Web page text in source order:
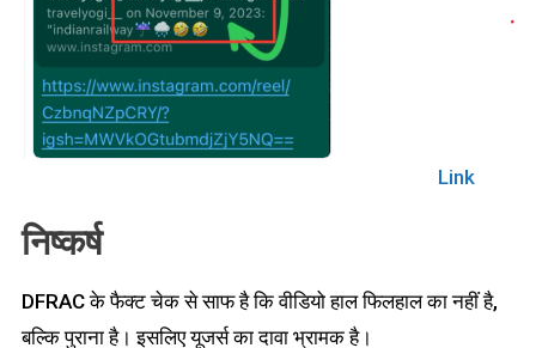
Link
निष्कर्ष
DFRAC के फैक्ट चेक से साफ है कि वीडियो हाल फिलहाल का नहीं है,
बल्कि पुराना है। इसलिए यूजर्स का दावा भ्रामक है।